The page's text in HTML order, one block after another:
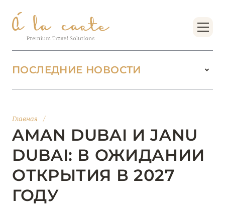
Главная /
AMAN DUBAI И JANU
DUBAI: В ОЖИДАНИИ
ОТКРЫТИЯ В 2027
ГОДУ
ПОСЛЕДНИЕ НОВОСТИ
БУТИК-КУРОРТЫ МАЛЬДИВСКИХ ОСТРОВОВ
01 июня 2026
JUMEIRAH OLHAHALI ISLAND MALDIVES: ВАШ